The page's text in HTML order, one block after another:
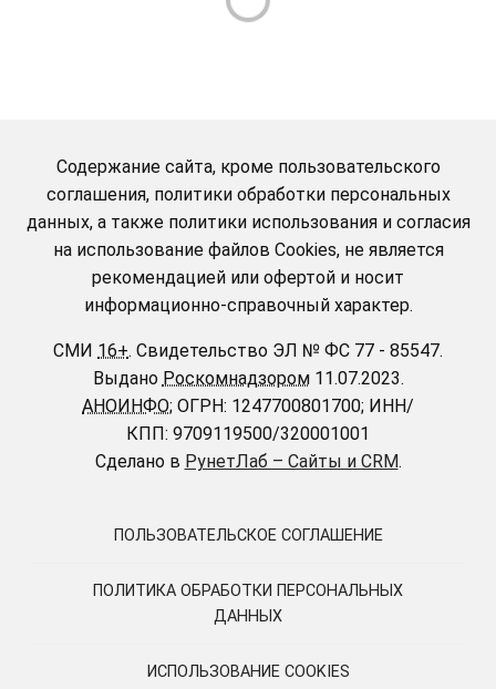
Содержание сайта, кроме пользовательского
соглашения, политики обработки персональных
данных, а также политики использования и согласия
на использование файлов Cookies, не является
рекомендацией или офертой и носит
информационно-справочный характер.
СМИ 16+. Свидетельство ЭЛ № ФС 77 - 85547.
Выдано Роскомнадзором11.07.2023.
АНОИНФО; ОГРН: 1247700801700; ИНН/
КПП: 9709119500/320001001
Сделано в РунетЛаб – Сайты и CRM.
ПОЛЬЗОВАТЕЛЬСКОЕ СОГЛАШЕНИЕ
ПОЛИТИКА ОБРАБОТКИ ПЕРСОНАЛЬНЫХ
ДАННЫХ
ИСПОЛЬЗОВАНИЕ COOKIES